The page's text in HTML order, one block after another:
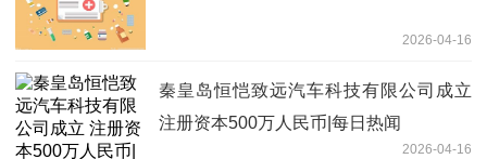
2026-04-16
秦皇岛恒恺致远汽车科技有限公司成立
注册资本500万人民币|每日热闻
2026-04-16